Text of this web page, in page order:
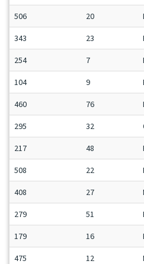
506 20
343 23
254 7
104 9
460 76
295 32
217 48
508 22
408 27
279 51
179 16
475 12